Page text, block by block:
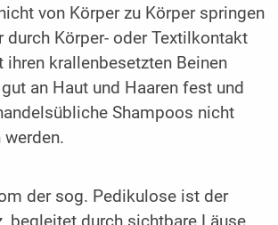
von Körper zu Körper springen
durch Körper- oder Textilkontakt
ihren krallenbesetzten Beinen
an Haut und Haaren fest und
Shampoos nicht
werden.
der sog. Pedikulose ist der